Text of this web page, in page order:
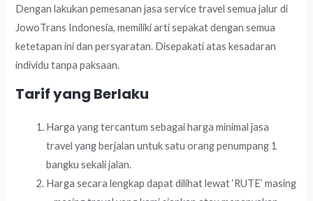
Dengan lakukan pemesanan jasa service travel semua jalur di
JowoTrans Indonesia, memiliki arti sepakat dengan semua
ketetapan ini dan persyaratan. Disepakati atas kesadaran
individu tanpa paksaan.
Tarif yang Berlaku
Harga yang tercantum sebagai harga minimal jasa
travel yang berjalan untuk satu orang penumpang 1
bangku sekali jalan.
Harga secara lengkap dapat dilihat lewat ‘RUTE’ masing